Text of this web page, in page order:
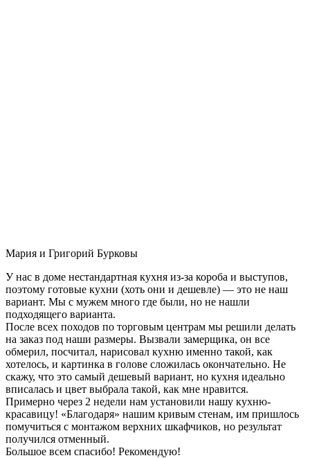
Мария и Григорий Бурковы
У нас в доме нестандартная кухня из-за короба и выступов,
поэтому готовые кухни (хоть они и дешевле) — это не наш
вариант. Мы с мужем много где были, но не нашли
подходящего варианта.
После всех походов по торговым центрам мы решили делать
на заказ под наши размеры. Вызвали замерщика, он все
обмерил, посчитал, нарисовал кухню именно такой, как
хотелось, и картинка в голове сложилась окончательно. Не
скажу, что это самый дешевый вариант, но кухня идеально
вписалась и цвет выбрала такой, как мне нравится.
Примерно через 2 недели нам установили нашу кухню-
красавицу! «Благодаря» нашим кривым стенам, им пришлось
помучиться с монтажом верхних шкафчиков, но результат
получился отменный.
Большое всем спасибо! Рекомендую!